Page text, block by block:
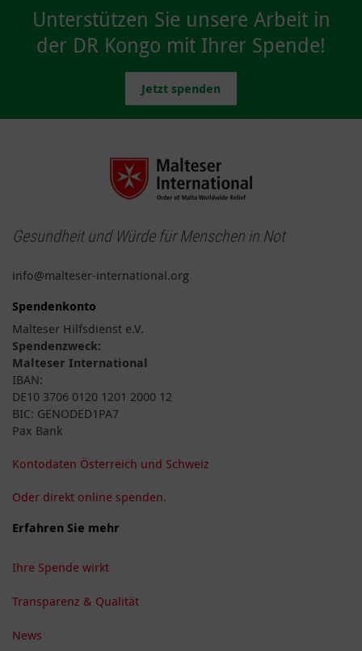
Unterstützen Sie unsere Arbeit in
der DR Kongo mit Ihrer Spende!
Jetzt spenden
Gesundheit und Würde für Menschen in Not
info@malteser-international.org
Spendenkonto
Malteser Hilfsdienst e.V.
Spendenzweck:
Malteser International
IBAN:
DE10 3706 0120 1201 2000 12
BIC: GENODED1PA7
Pax Bank
Kontodaten Österreich und Schweiz
Oder direkt online spenden.
Erfahren Sie mehr
Ihre Spende wirkt
Transparenz & Qualität
News